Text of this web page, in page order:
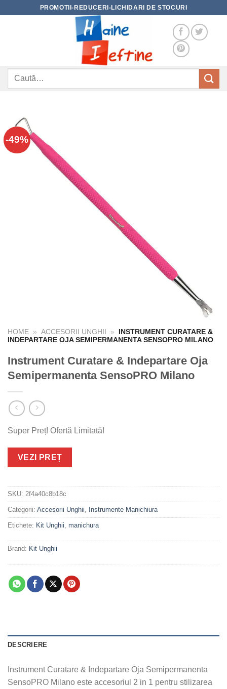
PROMOTII-REDUCERI-LICHIDARI DE STOCURI
Caută
-49%
HOME » ACCESORII UNGHII »
INSTRUMENT CURATARE &
INDEPARTARE OJA SEMIPERMANENTA SENSOPRO MILANO
Instrument Curatare & Indepartare Oja
Semipermanenta SensoPRO Milano
Super Preț! Ofertă Limitată!
VEZI PREȚ
SKU: 2f4a40c8b18c
Categorii: Accesorii Unghii Instrumente Manichiura
Etichete: Kit Unghii manichura
Brand: Kit Unghii
DESCRIERE
Instrument Curatare & Indepartare Oja Semipermanenta
SensoPRO Milano este accesoriul 2 in 1 pentru stilizarea